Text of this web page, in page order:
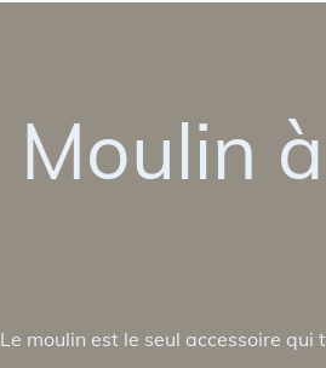
Moulin
Le moulin est le seul accessoire